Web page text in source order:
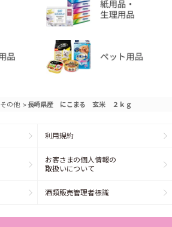
その他 >長崎県産 にこまる 玄米 ２ｋｇ
利用規約
お客さまの個人情報の
取扱いについて
酒類販売管理者標識